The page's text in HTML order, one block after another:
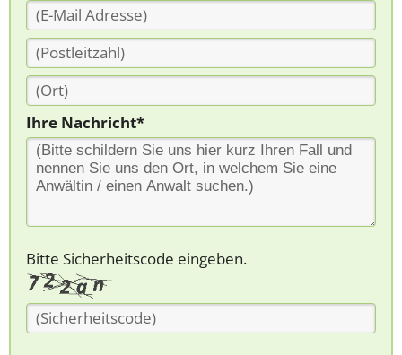
Ihre Nachricht*
Bitte Sicherheitscode eingeben.